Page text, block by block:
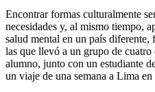
Encontrar formas culturalmente
necesidades y, al mismo tiempo,
salud mental en un país diferente,
las que llevó a un grupo de
alumno, junto con un estudiante
un viaje de una semana a Lima en